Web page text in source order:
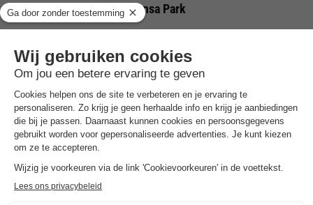
Faciliteiten van Landal Hansa Park
dagje strand is een must. Hier kun je leren (kite)surfen, maar
waterskiën op de Süseler See is ook mogelijk. Op een
steenworp afstand van het Hansapark Resort am Meer ligt het
themapark Hansa-Park, dat een geweldige ervaring biedt voor
jong en oud! De omgeving is perfect om te voet of op de fiets
te verkennen.
Kinderfaciliteiten in Landal Hansa Park
Kinderen zullen zich prima vermaken tijdens een dagje strand.